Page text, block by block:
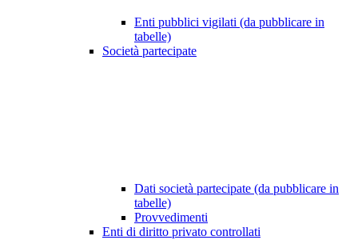
Enti pubblici vigilati (da pubblicare in
tabelle)
Società partecipate
Dati società partecipate (da pubblicare in
tabelle)
Provvedimenti
Enti di diritto privato controllati